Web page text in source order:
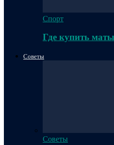
Спорт
Где купить
Советы
Советы